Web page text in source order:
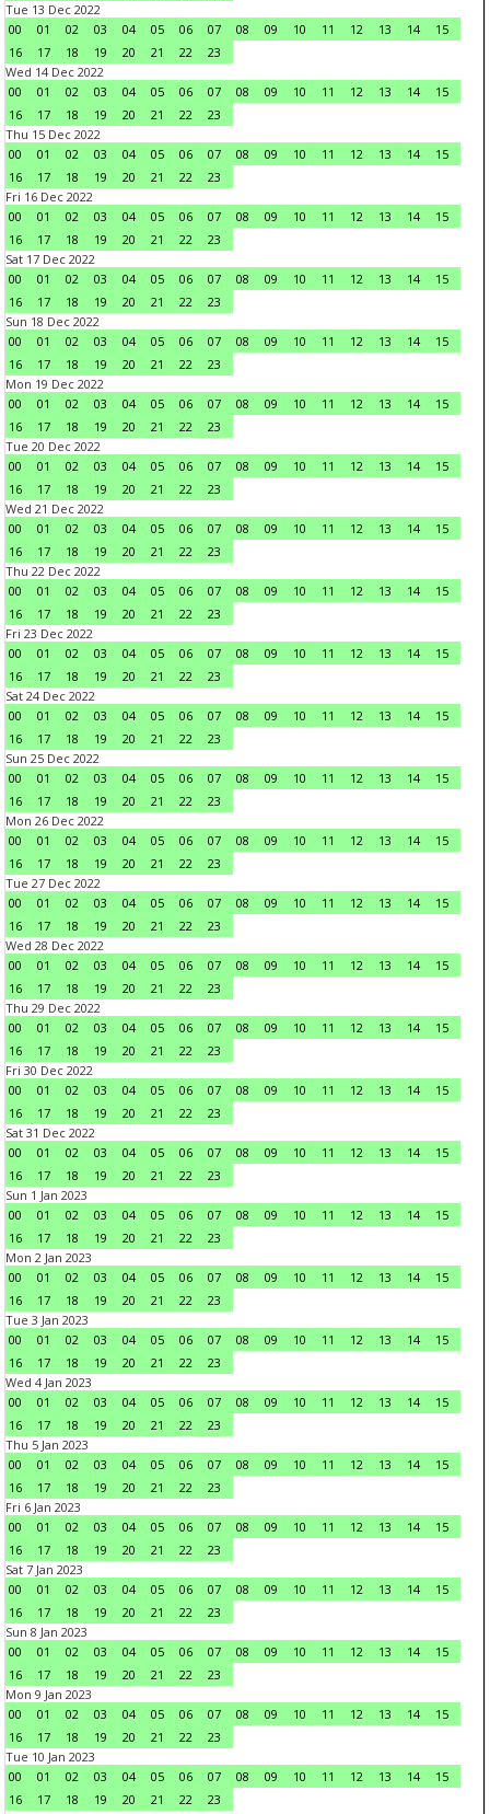
Tue 13 Dec 2022
00
01 02 03 04 05 06 07 08 09 10 11 12 13 14
15
16
17 18 19 20 21 22
23
Wed 14 Dec 2022
00
01 02 03 04 05 06 07 08 09 10 11 12 13 14
15
16
17 18 19 20 21 22
23
Thu 15 Dec 2022
00
01 02 03 04 05 06 07 08 09 10 11 12 13 14
15
16
17 18 19 20 21 22
23
Fri 16 Dec 2022
00
01 02 03 04 05 06 07 08 09 10 11 12 13 14
15
16
17 18 19 20 21 22
23
Sat 17 Dec 2022
00
01 02 03 04 05 06 07 08 09 10 11 12 13 14
15
16
17 18 19 20 21 22
23
Sun 18 Dec 2022
00
01 02 03 04 05 06 07 08 09 10 11 12 13 14
15
16
17 18 19 20 21 22
23
Mon 19 Dec 2022
00
01 02 03 04 05 06 07 08 09 10 11 12 13 14
15
16
17 18 19 20 21 22
23
Tue 20 Dec 2022
00
01 02 03 04 05 06 07 08 09 10 11 12 13 14
15
16
17 18 19 20 21 22
23
Wed 21 Dec 2022
00
01 02 03 04 05 06 07 08 09 10 11 12 13 14
15
16
17 18 19 20 21 22
23
Thu 22 Dec 2022
00
01 02 03 04 05 06 07 08 09 10 11 12 13 14
15
16
17 18 19 20 21 22
23
Fri 23 Dec 2022
00
01 02 03 04 05 06 07 08 09 10 11 12 13 14
15
16
17 18 19 20 21 22
23
Sat 24 Dec 2022
00
01 02 03 04 05 06 07 08 09 10 11 12 13 14
15
16
17 18 19 20 21 22
23
Sun 25 Dec 2022
00
01 02 03 04 05 06 07 08 09 10 11 12 13 14
15
16
17 18 19 20 21 22
23
Mon 26 Dec 2022
00
01 02 03 04 05 06 07 08 09 10 11 12 13 14
15
16
17 18 19 20 21 22
23
Tue 27 Dec 2022
00
01 02 03 04 05 06 07 08 09 10 11 12 13 14
15
16
17 18 19 20 21 22
23
Wed 28 Dec 2022
00
01 02 03 04 05 06 07 08 09 10 11 12 13 14
15
16
17 18 19 20 21 22
23
Thu 29 Dec 2022
00
01 02 03 04 05 06 07 08 09 10 11 12 13 14
15
16
17 18 19 20 21 22
23
Fri 30 Dec 2022
00
01 02 03 04 05 06 07 08 09 10 11 12 13 14
15
16
17 18 19 20 21 22
23
Sat 31 Dec 2022
00
01 02 03 04 05 06 07 08 09 10 11 12 13 14
15
16
17 18 19 20 21 22
23
Sun 1 Jan 2023
00
01 02 03 04 05 06 07 08 09 10 11 12 13 14
15
16
17 18 19 20 21 22
23
Mon 2 Jan 2023
00
01 02 03 04 05 06 07 08 09 10 11 12 13 14
15
16
17 18 19 20 21 22
23
Tue 3 Jan 2023
00
01 02 03 04 05 06 07 08 09 10 11 12 13 14
15
16
17 18 19 20 21 22
23
Wed 4 Jan 2023
00
01 02 03 04 05 06 07 08 09 10 11 12 13 14
15
16
17 18 19 20 21 22
23
Thu 5 Jan 2023
00
01 02 03 04 05 06 07 08 09 10 11 12 13 14
15
16
17 18 19 20 21 22
23
Fri 6 Jan 2023
00
01 02 03 04 05 06 07 08 09 10 11 12 13 14
15
16
17 18 19 20 21 22
23
Sat 7 Jan 2023
00
01 02 03 04 05 06 07 08 09 10 11 12 13 14
15
16
17 18 19 20 21 22
23
Sun 8 Jan 2023
00
01 02 03 04 05 06 07 08 09 10 11 12 13 14
15
16
17 18 19 20 21 22
23
Mon 9 Jan 2023
00
01 02 03 04 05 06 07 08 09 10 11 12 13 14
15
16
17 18 19 20 21 22
23
Tue 10 Jan 2023
00
01 02 03 04 05 06 07 08 09 10 11 12 13 14
15
16
17 18 19 20 21 22
23